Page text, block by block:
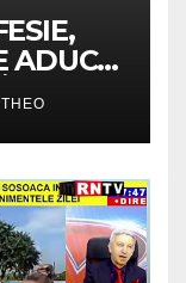
ADUC
/